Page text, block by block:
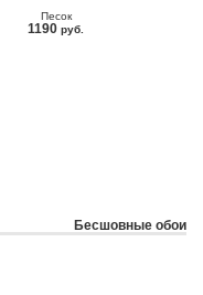
Песок
1190 руб.
Бесшовные обои